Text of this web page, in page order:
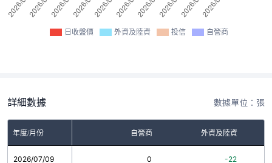
日收盤價 外資及陸資 投信 自營商
詳細數據 數據單位：張
年度/月份 自營商 外資及陸資
2026/07/09 0 -22